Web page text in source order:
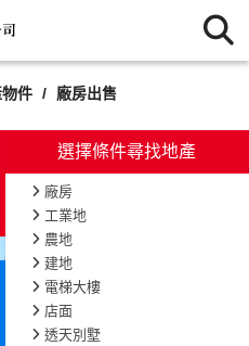
選擇條件尋找地產
廠房
工業地
農地
建地
電梯大樓
店面
透天別墅
件
廠房出售